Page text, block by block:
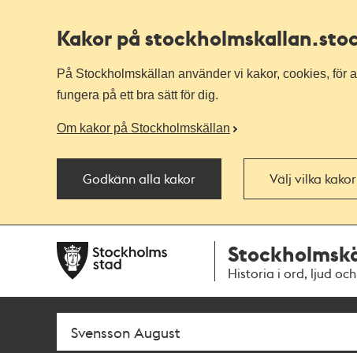
Kakor på stockholmskallan
På Stockholmskällan använder vi kakor, cookies, för
fungera på ett bra sätt för dig.
Om kakor på Stockholmskällan
Godkänn alla kakor Välj vilka
navigationen
huvudinnehållet
Historia i ord, ljud
Sök